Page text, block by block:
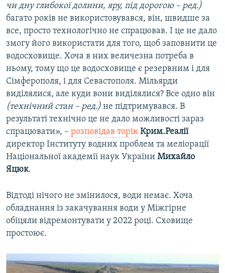
чи дну глибокої долини, яру, під дорогою – ред.)
багато років не використовувався, він, швидше за
все, просто технологічно не спрацював. І це не дало
змогу його використати для того, щоб заповнити це
водосховище. Хоча в них величезна потреба в
ньому, тому що це водосховище є резервним і для
Сімферополя, і для Севастополя. Мільярди
виділялися, але куди вони виділялися? Все одно він
(технічний стан – ред.) не підтримувався. В
результаті технічно це не дало можливості зараз
спрацювати», – розповідав торік Крим.Реалії
директор Інституту водних проблем та меліорації
Національної академії наук України Михайло
Яцюк.
Відтоді нічого не змінилося, води немає. Хоча
обладнання із закачування води у Міжгірне
обіцяли відремонтувати у 2022 році. Сховище
простоює.